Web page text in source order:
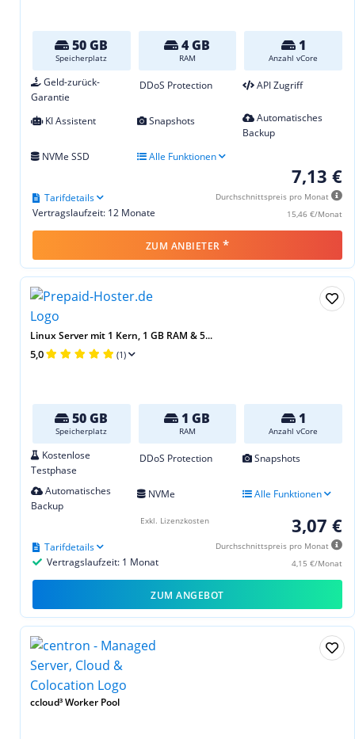
50 GB
Speicherplatz
4 GB
RAM
1
Anzahl vCore
Geld-zurück-
Garantie
DDoS Protection API Zugriff
KI Assistent Snapshots
Automatisches
Backup
NVMe SSD
Alle Funktionen
7,13 €
Durchschnittspreis pro Monat
15,46 €/Monat
Vertragslaufzeit: 12 Monate
Tarifdetails
ZUM ANBIETER *
Linux Server mit 1 Kern, 1 GB RAM & 5...
5,0 (1)
50 GB
Speicherplatz
1 GB
RAM
1
Anzahl vCore
Kostenlose
Testphase
DDoS Protection Snapshots
Automatisches
Backup
NVMe Alle Funktionen
3,07 €
Durchschnittspreis pro Monat
4,15 €/Monat
Vertragslaufzeit: 1 Monat
Tarifdetails
Exkl. Lizenzkosten
ZUM ANGEBOT
ccloud³ Worker Pool